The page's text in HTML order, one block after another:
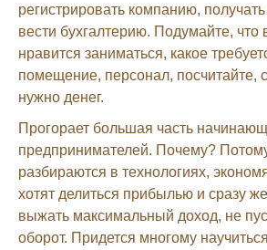
регистрировать компанию,
вести бухгалтерию. Подумайте,
нравится заниматься, какое
помещение, персонал, посчитайте,
нужно денег.
Прогорает большая часть
предпринимателей. Почему?
разбираются в технологиях,
хотят делиться прибылью и сразу
выжать максимальный доход, не
оборот. Придется многому